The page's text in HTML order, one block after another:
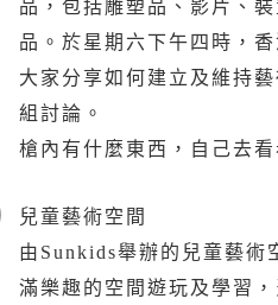
品，包括雕塑品、影片、
品。於星期六下午四時，
大家分享如何建立及維持
組討論。
槍內有什麼東西，自己去看
兒童藝術空間
由Sunkids舉辦的兒童藝術
滿樂趣的空間遊玩及學習